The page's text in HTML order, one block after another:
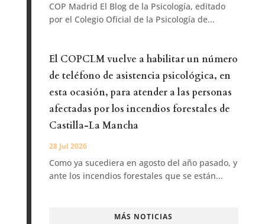
COP Madrid El Blog de la Psicología, editado
por el Colegio Oficial de la Psicología de...
El COPCLM vuelve a habilitar un número
de teléfono de asistencia psicológica, en
esta ocasión, para atender a las personas
afectadas por los incendios forestales de
Castilla-La Mancha
28 Jul 2026
Como ya sucediera en agosto del año pasado, y
ante los incendios forestales que se están...
MÁS NOTICIAS